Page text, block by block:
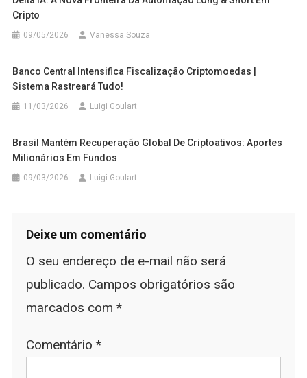
Cripto
09/05/2026 Vanessa Souza
Banco Central Intensifica Fiscalização Criptomoedas |
Sistema Rastreará Tudo!
11/03/2026 Luigi Goulart
Brasil Mantém Recuperação Global De Criptoativos: Aportes
Milionários Em Fundos
09/03/2026 Luigi Goulart
Deixe um comentário
O seu endereço de e-mail não será
publicado. Campos obrigatórios são
marcados com *
Comentário *